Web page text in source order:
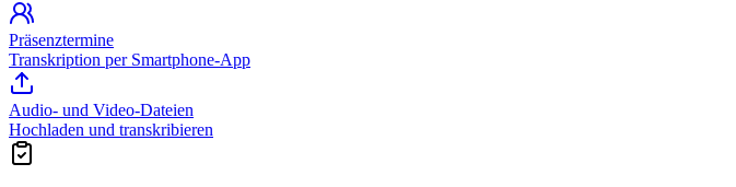
Präsenztermine
Transkription per Smartphone-App
Audio- und Video-Dateien
Hochladen und transkribieren